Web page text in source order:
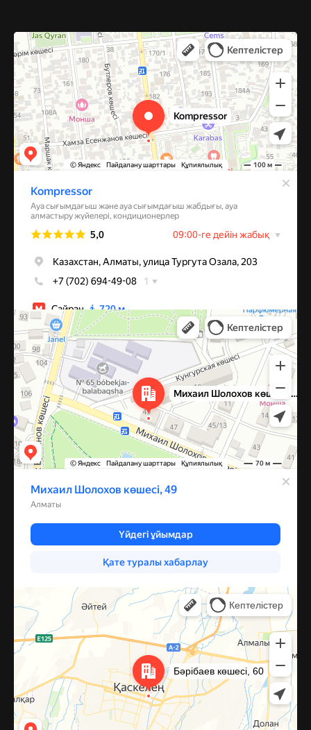
Kompressor
Компрессоры и компрессорное оборудование в Алматы
Системы вентиляции в Алматы
Алматы
Улица Михаила Шолохова, 49 — Яндекс Карты
Улица Барибаева, 60 — Яндекс Карты